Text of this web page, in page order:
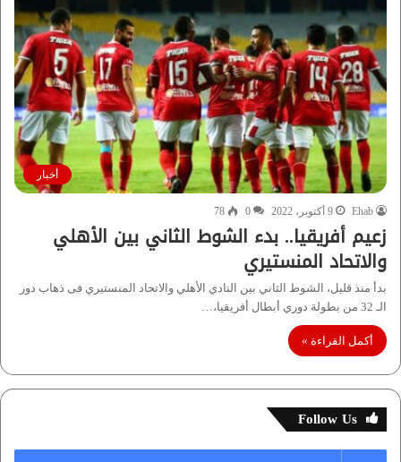
أخبار
Ehab 9 أكتوبر، 2022 0
78
زعيم أفريقيا.. بدء الشوط الثاني بين الأهلي
والاتحاد المنستيري
بدأ منذ قليل، الشوط الثاني بين النادي الأهلي والاتحاد المنستيري فى ذهاب دور
الـ 32 من بطولة دوري أبطال أفريقيا،…
أكمل القراءة »
Follow Us